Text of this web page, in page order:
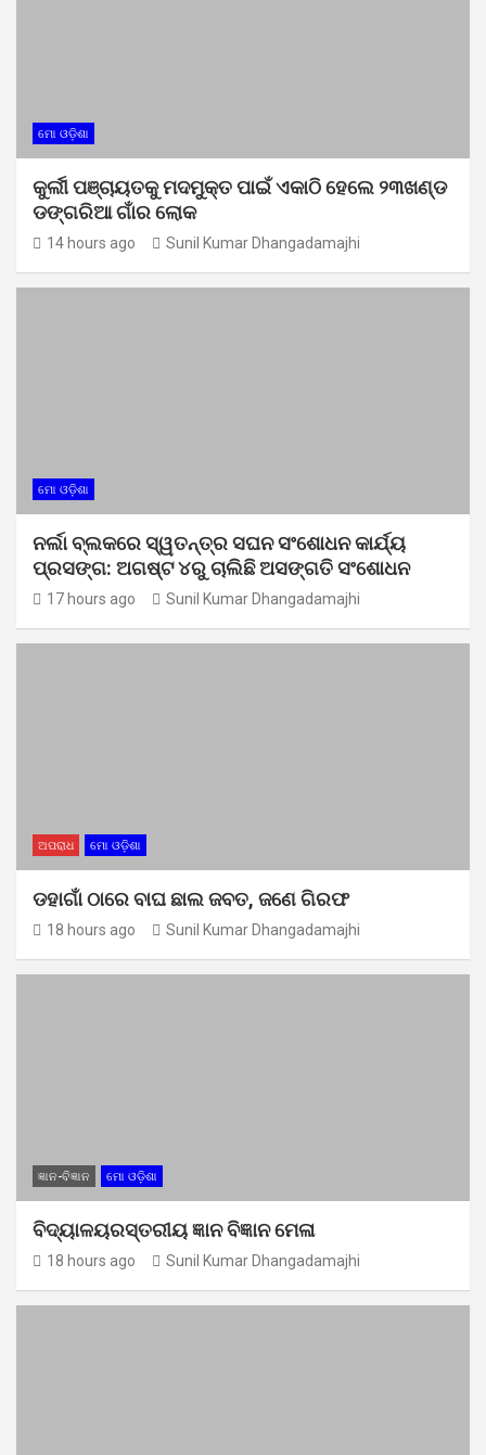
ମୋ ଓଡ଼ିଶା
କୁର୍ଲୀ ପଞ୍ଚାୟତକୁ ମଦମୁକ୍ତ ପାଇଁ ଏକାଠି ହେଲେ ୨୩ଖଣ୍ଡ
ଡଙ୍ଗରିଆ ଗାଁର ଲୋକ
14 hours ago Sunil Kumar Dhangadamajhi
ମୋ ଓଡ଼ିଶା
ନର୍ଲା ବ୍ଲକରେ ସ୍ୱତନ୍ତ୍ର ସଘନ ସଂଶୋଧନ କାର୍ଯ୍ୟ
ପ୍ରସଙ୍ଗ: ଅଗଷ୍ଟ ୪ରୁ ଚାଲିଛି ଅସଙ୍ଗତି ସଂଶୋଧନ
17 hours ago Sunil Kumar Dhangadamajhi
ଅପରାଧ ମୋ ଓଡ଼ିଶା
ଡହାଗାଁ ଠାରେ ବାଘ ଛାଲ ଜବତ, ଜଣେ ଗିରଫ
18 hours ago Sunil Kumar Dhangadamajhi
ଜ୍ଞାନ-ବିଜ୍ଞାନ ମୋ ଓଡ଼ିଶା
ବିଦ୍ୟାଳୟରସ୍ତରୀୟ ଜ୍ଞାନ ବିଜ୍ଞାନ ମେଳା
18 hours ago Sunil Kumar Dhangadamajhi